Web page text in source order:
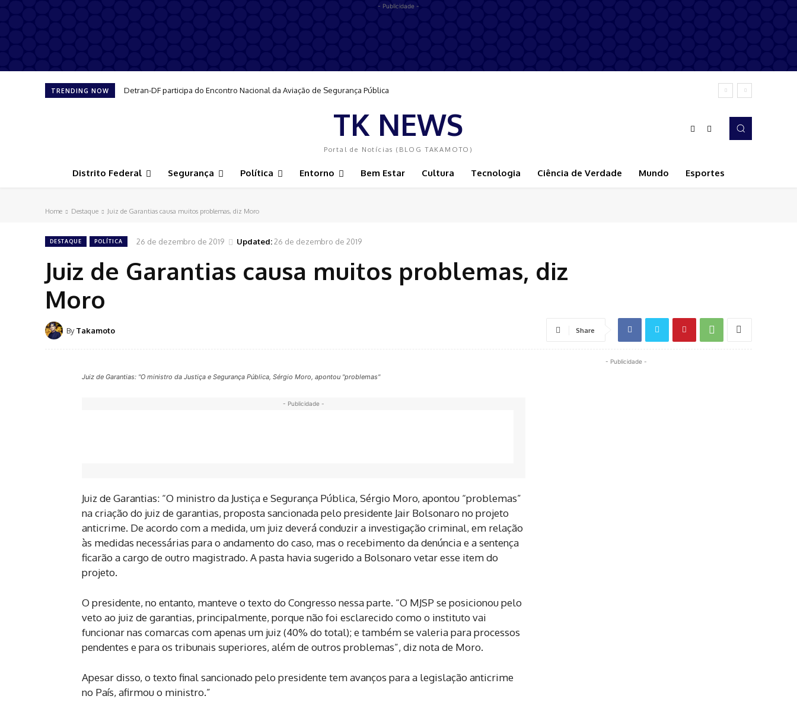
- Publicidade -
TRENDING NOW Detran-DF participa do Encontro Nacional da Aviação de Segurança Pública
TK NEWS
Portal de Notícias (BLOG TAKAMOTO)
Distrito Federal Segurança Política Entorno Bem Estar Cultura Tecnologia Ciência de Verdade Mundo Esportes
Home Destaque Juiz de Garantias causa muitos problemas, diz Moro
DESTAQUE POLÍTICA 26 de dezembro de 2019 Updated:26 de dezembro de 2019
Juiz de Garantias causa muitos problemas, diz
Moro
By Takamoto Share
Juiz de Garantias: "O ministro da Justiça e Segurança Pública, Sérgio Moro, apontou "problemas"
- Publicidade -
Juiz de Garantias: “O ministro da Justiça e Segurança Pública, Sérgio Moro, apontou “problemas”
na criação do juiz de garantias, proposta sancionada pelo presidente Jair Bolsonaro no projeto
anticrime. De acordo com a medida, um juiz deverá conduzir a investigação criminal, em relação
às medidas necessárias para o andamento do caso, mas o recebimento da denúncia e a sentença
ficarão a cargo de outro magistrado. A pasta havia sugerido a Bolsonaro vetar esse item do
projeto.
O presidente, no entanto, manteve o texto do Congresso nessa parte. “O MJSP se posicionou pelo
veto ao juiz de garantias, principalmente, porque não foi esclarecido como o instituto vai
funcionar nas comarcas com apenas um juiz (40% do total); e também se valeria para processos
pendentes e para os tribunais superiores, além de outros problemas”, diz nota de Moro.
Apesar disso, o texto final sancionado pelo presidente tem avanços para a legislação anticrime
no País, afirmou o ministro.”
- Publicidade -